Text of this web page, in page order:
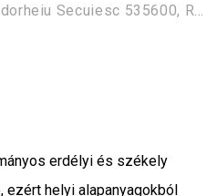
Strada Kornis Ferenc 34, Odorheiu Secuiesc 535600, Romania
erdélyi és székely
helyi alapanyagokból